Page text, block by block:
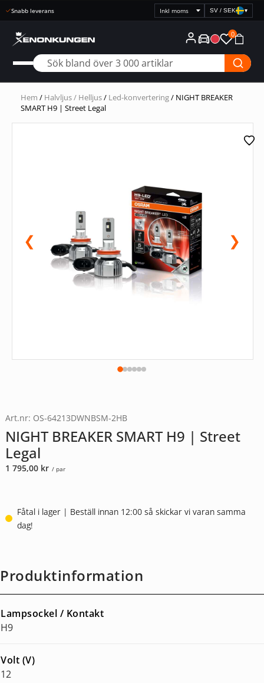
Snabb leverans
Välj
prisvisning
SV / SEK ▾
0
Hem / Halvljus / Helljus/ Led-konvertering/ NIGHT BREAKER
SMART H9 | Street Legal
❮ ❯
Art.nr: OS-64213DWNBSM-2HB
NIGHT BREAKER SMART H9 | Street
Legal
1 795,00 kr / par
Fåtal i lager | Beställ innan 12:00 så skickar vi varan samma
dag!
Produktinformation
Lampsockel / Kontakt
H9
Volt (V)
12